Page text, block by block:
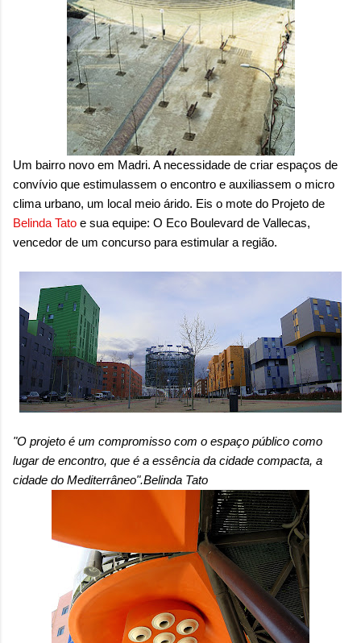
sensação isolada. Se per...
Um bairro novo em Madri. A necessidade de criar espaços de
convívio que estimulassem o encontro e auxiliassem o micro
clima urbano, um local meio árido. Eis o mote do Projeto de
Belinda Tato e sua equipe: O Eco Boulevard de Vallecas,
vencedor de um concurso para estimular a região.
"O projeto é um compromisso com o espaço público como
lugar de encontro, que é a essência da cidade compacta, a
cidade do Mediterrâneo".Belinda Tato